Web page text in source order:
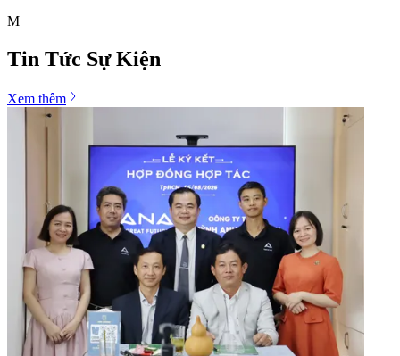
M
Tin Tức Sự Kiện
Xem thêm